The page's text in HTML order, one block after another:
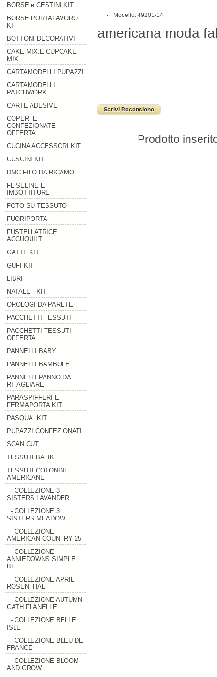
BORSE e CESTINI KIT
BORSE PORTALAVORO
KIT
BOTTONI DECORATIVI
CAKE MIX.E CUPCAKE
MIX
CARTAMODELLI PUPAZZI
CARTAMODELLI
PATCHWORK
CARTE ADESIVE
COPERTE
CONFEZIONATE
OFFERTA
CUCINA ACCESSORI KIT
CUSCINI KIT
DMC FILO DA RICAMO
FLISELINE E
IMBOTTITURE
FOTO SU TESSUTO
FUORIPORTA
FUSTELLATRICE
ACCUQUILT
GATTI. KIT
GUFI KIT
LIBRI
NATALE - KIT
OROLOGI DA PARETE
PACCHETTI TESSUTI
PACCHETTI TESSUTI
OFFERTA
PANNELLI BABY
PANNELLI BAMBOLE
PANNELLI PANNO DA
RITAGLIARE
PARASPIFFERI E
FERMAPORTA KIT
PASQUA. KIT
PUPAZZI CONFEZIONATI
SCAN CUT
TESSUTI BATIK
TESSUTI COTONINE
AMERICANE
- COLLEZIONE 3
SISTERS LAVANDER
- COLLEZIONE 3
SISTERS MEADOW
- COLLEZIONE
AMERICAN COUNTRY 25
- COLLEZIONE
ANNIEDOWNS SIMPLE
BE
- COLLEZIONE APRIL
ROSENTHAL
- COLLEZIONE AUTUMN
GATH FLANELLE
- COLLEZIONE BELLE
ISLE
- COLLEZIONE BLEU DE
FRANCE
- COLLEZIONE BLOOM
AND GROW
Modello: 49201-14
americana moda
Scrivi Recensione
Prodotto